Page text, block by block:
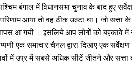
बंगाल में विधानसभा चुनाव के बाद हुए
आया तो वह ठीक उल्टा था। जो सत्ता
आ गयी । इसलिये आप लोगों को बहकावे में
एक समाचार चैनल द्वारा दिखाए एक
में उप्र में सबसे अधिक सीटें जीतने और सत्ता